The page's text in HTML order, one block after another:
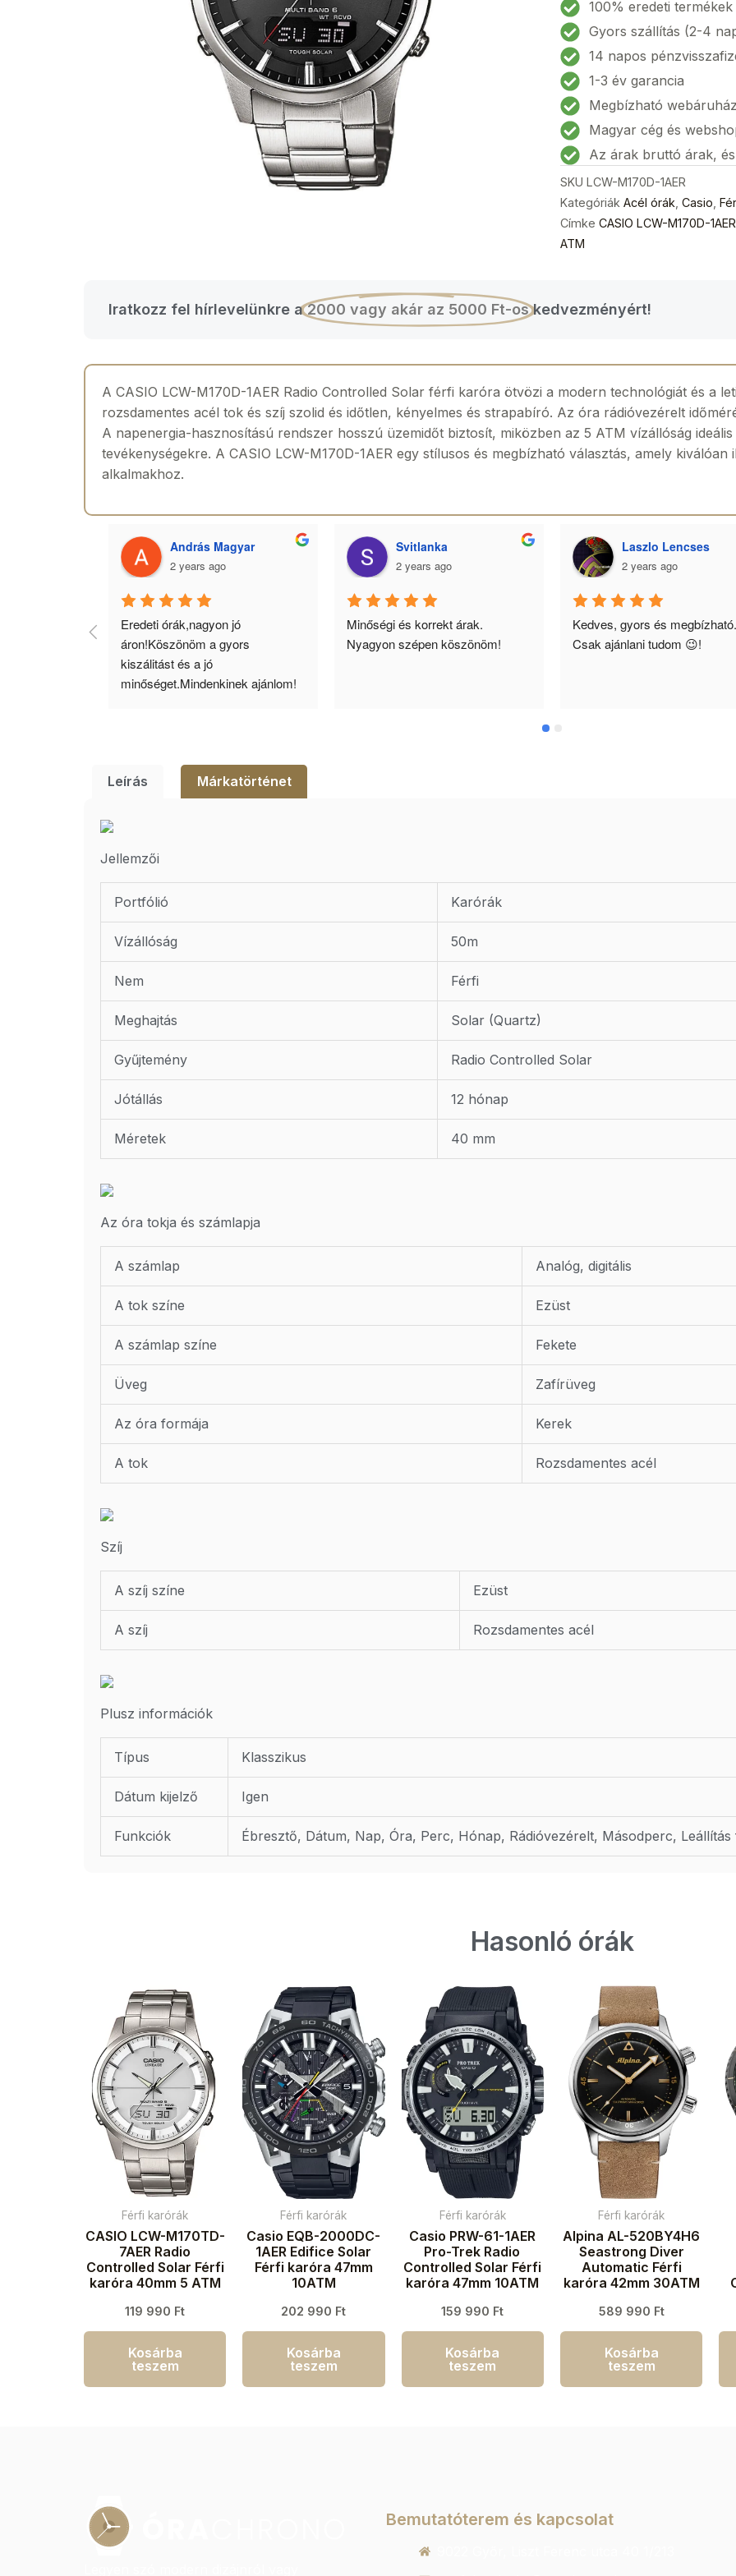
M170D-
1AER
Radio
Controlled
Solar
Férfi
karóra
40mm
5
ATM
mennyiség
100% eredeti termékek
Gyors szállítás (2-4
14 napos
1-3 év garancia
Megbízható webáruház
Magyar cég és
Az árak bruttó árak,
SKU LCW-M170D-1AER
Kategóriák Acél órák Casio
Címke CASIO LCW-M170D-
ATM
Iratkozz fel hírlevelünkre a2000 vagy akár az 5000 Ft-os kedvezményért!
A CASIO LCW-M170D-1AER Radio Controlled Solar férfi karóra ötvözi a modern technológiát és a
rozsdamentes acél tok és szíj szolid és időtlen, kényelmes és strapabíró. Az óra rádióvezérelt
A napenergia-hasznosítású rendszer hosszú üzemidőt biztosít, miközben az 5 ATM vízállóság
tevékenységekre. A CASIO LCW-M170D-1AER egy stílusos és megbízható választás, amely kiválóan
alkalmakhoz.
András Magyar
2 years ago
Eredeti órák,nagyon jó
áron!Köszönöm a gyors
kiszálitást és a jó
minőséget.Mindenkinek ajánlom!
Svitlanka
2 years ago
Minőségi és korrekt árak.
Nyagyon szépen köszönöm!
Laszlo Lencses
2 years ago
Kedves, gyors és megbízható.
Csak ajánlani tudom 😉!
Leírás Márkatörténet
Jellemzői
Portfólió Karórák
Vízállóság 50m
Nem Férfi
Meghajtás Solar (Quartz)
Gyűjtemény Radio Controlled Solar
Jótállás 12 hónap
Méretek 40 mm
Az óra tokja és számlapja
A számlap Analóg, digitális
A tok színe Ezüst
A számlap színe Fekete
Üveg Zafírüveg
Az óra formája Kerek
A tok Rozsdamentes acél
Szíj
A szíj színe Ezüst
A szíj Rozsdamentes acél
Plusz információk
Típus Klasszikus
Dátum kijelző Igen
Funkciók Ébresztő, Dátum, Nap, Óra, Perc, Hónap, Rádióvezérelt, Másodperc,
Hasonló órák
Férfi karórák
CASIO LCW-M170TD-
7AER Radio
Controlled Solar Férfi
karóra 40mm 5 ATM
119 990 Ft
Kosárba
teszem
Férfi karórák
Casio EQB-2000DC-
1AER Edifice Solar
Férfi karóra 47mm
10ATM
202 990 Ft
Kosárba
teszem
Férfi karórák
Casio PRW-61-1AER
Pro-Trek Radio
Controlled Solar Férfi
karóra 47mm 10ATM
159 990 Ft
Kosárba
teszem
Férfi karórák
Alpina AL-520BY4H6
Seastrong Diver
Automatic Férfi
karóra 42mm 30ATM
589 990 Ft
Kosárba
teszem
Bemutatóterem és kapcsolat